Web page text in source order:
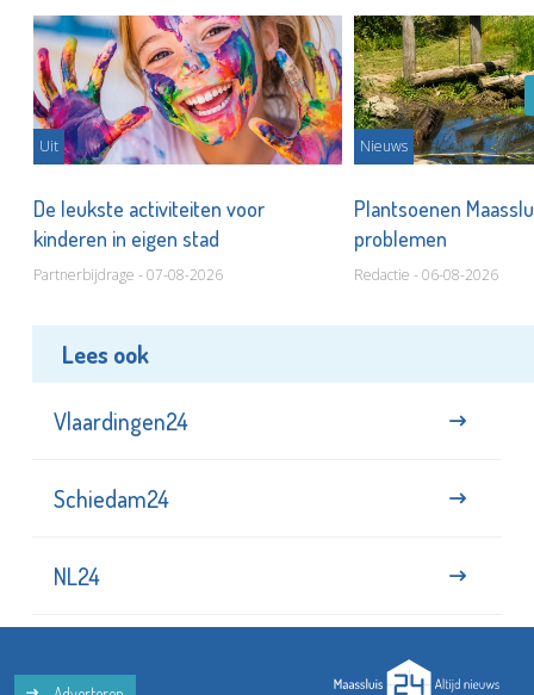
Uit
De leukste activiteiten voor
kinderen in eigen stad
Partnerbijdrage - 07-08-2026
Nieuws
Plantsoenen
problemen
Redactie - 06-08-2026
Lees ook
Vlaardingen24
Schiedam24
NL24